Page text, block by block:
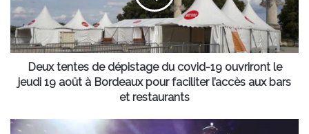
covid-
19
ouvriront
le
jeudi
19
Bordeaux
Deux tentes de dépistage du covid-19 ouvriront le
jeudi 19 août à Bordeaux pour faciliter l’accès aux bars
et restaurants
Le